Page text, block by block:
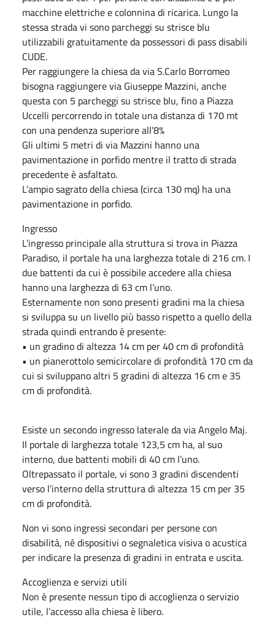
macchine elettriche e colonnina di ricarica. Lungo la
stessa strada vi sono parcheggi su strisce blu
utilizzabili gratuitamente da possessori di pass disabili
CUDE.
Per raggiungere la chiesa da via S.Carlo Borromeo
bisogna raggiungere via Giuseppe Mazzini, anche
questa con 5 parcheggi su strisce blu, fino a Piazza
Uccelli percorrendo in totale una distanza di 170 mt
con una pendenza superiore all’8%
Gli ultimi 5 metri di via Mazzini hanno una
pavimentazione in porfido mentre il tratto di strada
precedente è asfaltato.
L’ampio sagrato della chiesa (circa 130 mq) ha una
pavimentazione in porfido.
Ingresso
L’ingresso principale alla struttura si trova in Piazza
Paradiso, il portale ha una larghezza totale di 216 cm. I
due battenti da cui è possibile accedere alla chiesa
hanno una larghezza di 63 cm l’uno.
Esternamente non sono presenti gradini ma la chiesa
si sviluppa su un livello più basso rispetto a quello della
strada quindi entrando è presente:
• un gradino di altezza 14 cm per 40 cm di profondità
• un pianerottolo semicircolare di profondità 170 cm da
cui si sviluppano altri 5 gradini di altezza 16 cm e 35
cm di profondità.
Esiste un secondo ingresso laterale da via Angelo Maj.
Il portale di larghezza totale 123,5 cm ha, al suo
interno, due battenti mobili di 40 cm l’uno.
Oltrepassato il portale, vi sono 3 gradini discendenti
verso l’interno della struttura di altezza 15 cm per 35
cm di profondità.
Non vi sono ingressi secondari per persone con
disabilità, né dispositivi o segnaletica visiva o acustica
per indicare la presenza di gradini in entrata e uscita.
Accoglienza e servizi utili
Non è presente nessun tipo di accoglienza o servizio
utile, l’accesso alla chiesa è libero.